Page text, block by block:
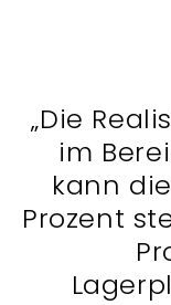
„Die
im
kann
Prozent